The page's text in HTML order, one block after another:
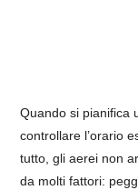
Quando si pianifica
controllare l’orario
tutto, gli aerei non
da molti fattori: